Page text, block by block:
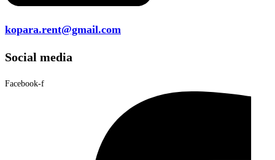
kopara.rent@gmail.com
Social media
Facebook-f